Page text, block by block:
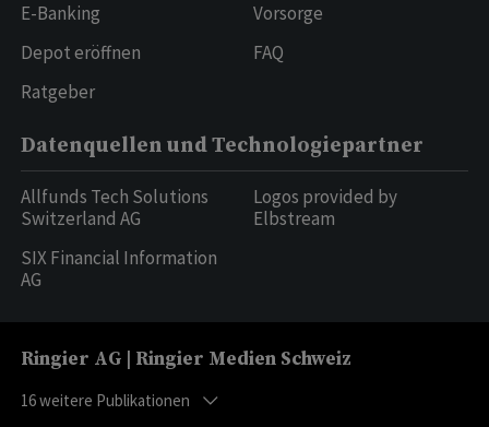
E-Banking
Depot eröffnen
Ratgeber
Vorsorge
FAQ
Datenquellen und Technologiepartner
Allfunds Tech Solutions
Switzerland AG
SIX Financial Information
AG
Logos provided by
Elbstream
Ringier AG | Ringier Medien Schweiz
16weitere Publikationen